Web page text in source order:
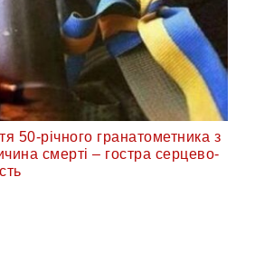
50-річного гранатометника з
смерті – гостра серцево-